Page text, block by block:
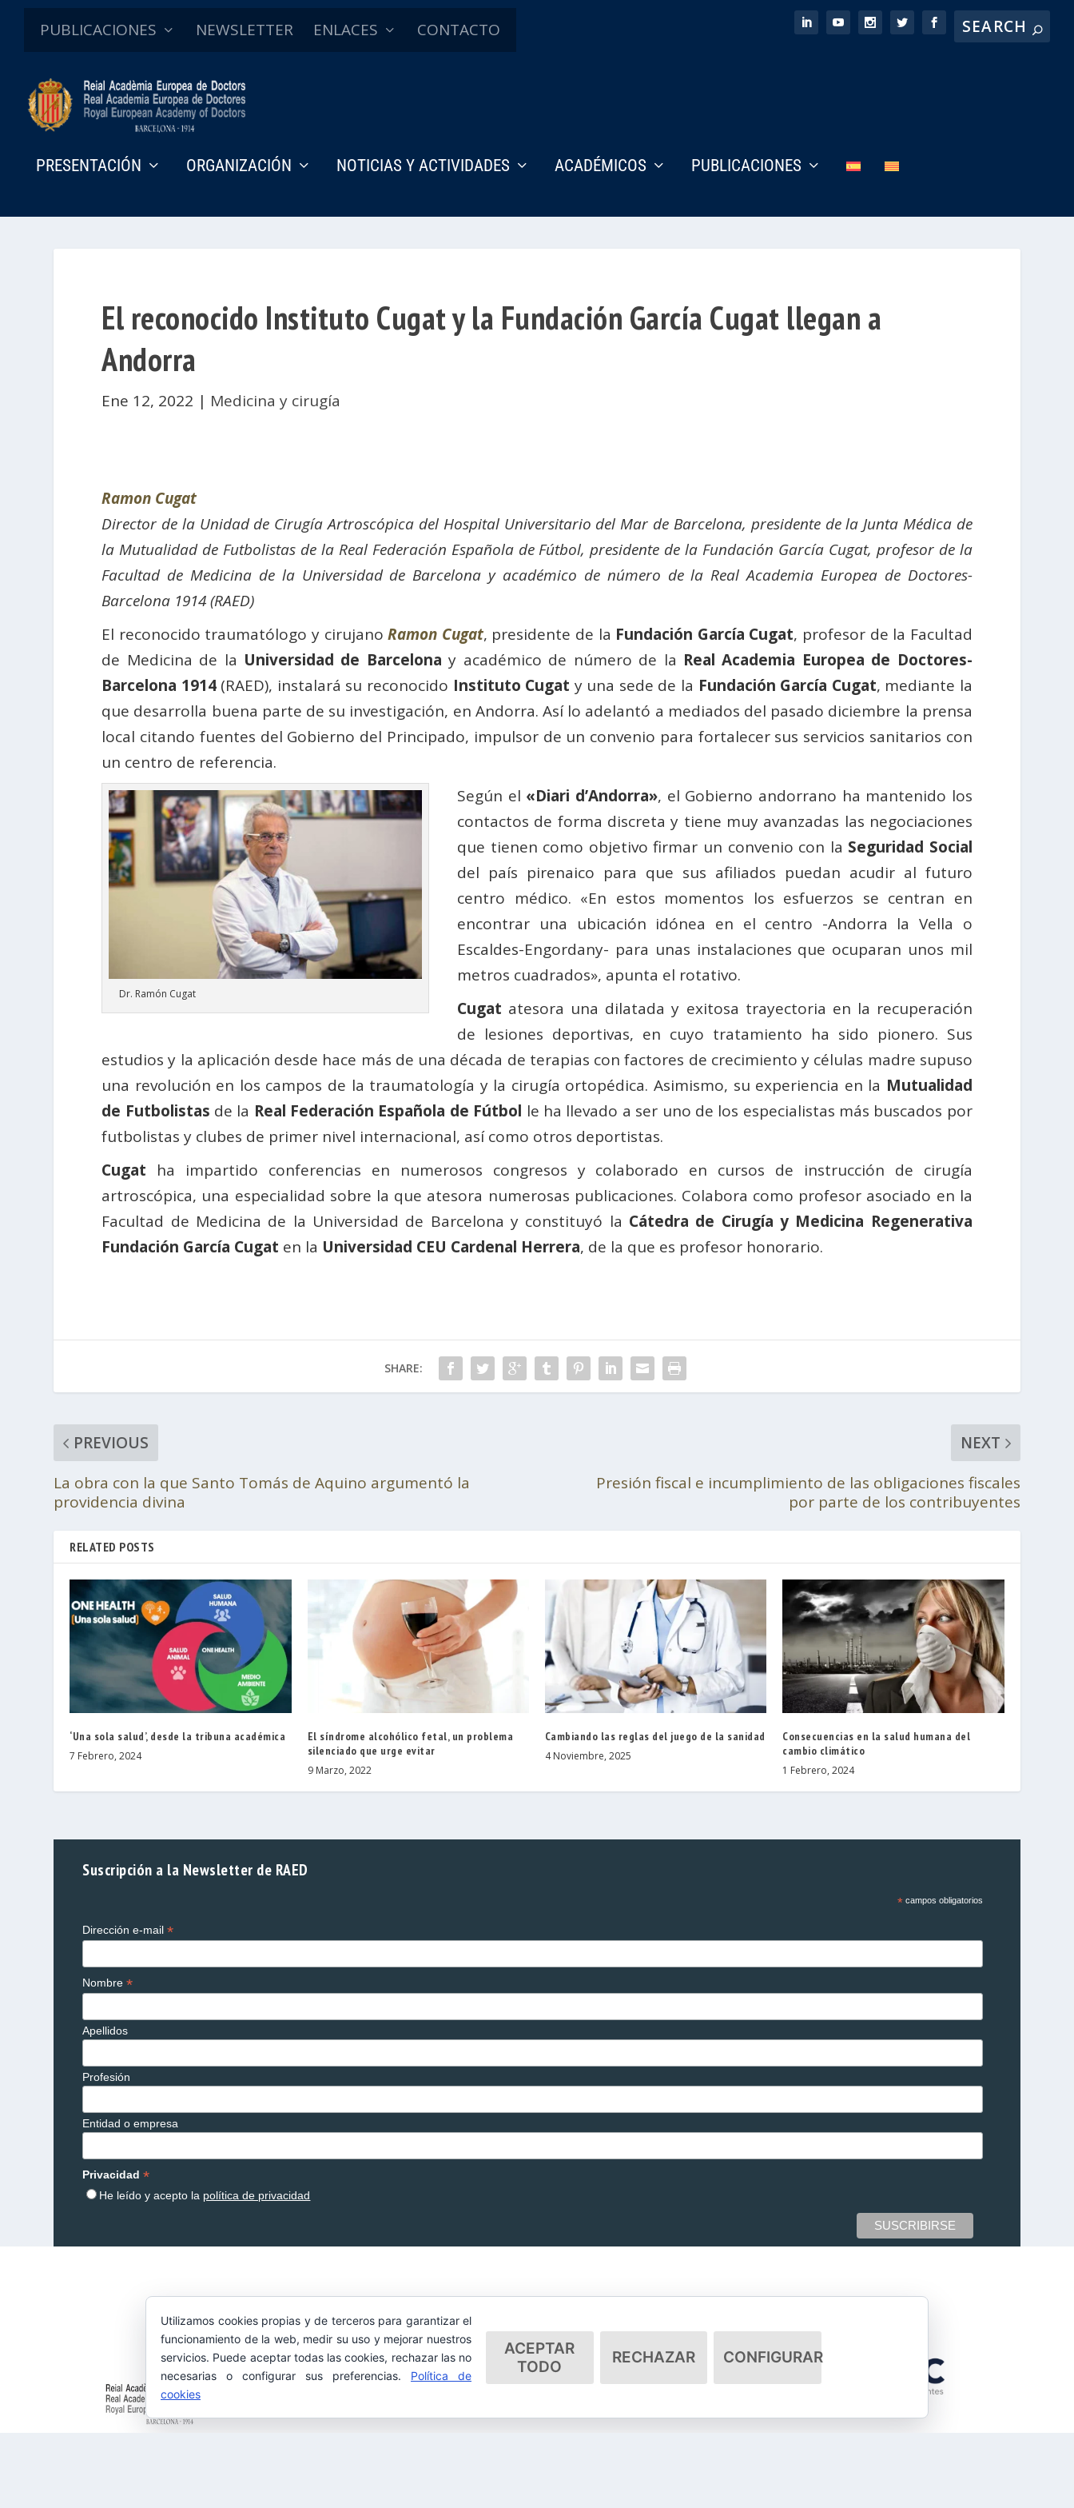
PUBLICACIONES NEWSLETTER ENLACES CONTACTO
PRESENTACIÓN ORGANIZACIÓN NOTICIAS Y ACTIVIDADES ACADÉMICOS PUBLICACIONES
El reconocido Instituto Cugat y la Fundación García Cugat llegan a
Andorra
Ene 12, 2022 | Medicina y cirugía
Ramon Cugat
Director de la Unidad de Cirugía Artroscópica del Hospital Universitario del Mar de Barcelona, presidente de la Junta Médica de
la Mutualidad de Futbolistas de la Real Federación Española de Fútbol, presidente de la Fundación García Cugat, profesor de la
Facultad de Medicina de la Universidad de Barcelona y académico de número de la Real Academia Europea de Doctores-
Barcelona 1914 (RAED)
El reconocido traumatólogo y cirujanoRamon Cugat, presidente de la Fundación García Cugat, profesor de la Facultad
de Medicina de la Universidad de Barcelona y académico de número de la Real Academia Europea de Doctores-
Barcelona 1914(RAED), instalará su reconocido Instituto Cugat y una sede de la Fundación García Cugat, mediante la
que desarrolla buena parte de su investigación, en Andorra. Así lo adelantó a mediados del pasado diciembre la prensa
local citando fuentes del Gobierno del Principado, impulsor de un convenio para fortalecer sus servicios sanitarios con
un centro de referencia.
Dr. Ramón Cugat
Según el «Diari d’Andorra», el Gobierno andorrano ha mantenido los
contactos de forma discreta y tiene muy avanzadas las negociaciones
que tienen como objetivo firmar un convenio con la Seguridad Social
del país pirenaico para que sus afiliados puedan acudir al futuro
centro médico. «En estos momentos los esfuerzos se centran en
encontrar una ubicación idónea en el centro -Andorra la Vella o
Escaldes-Engordany- para unas instalaciones que ocuparan unos mil
metros cuadrados», apunta el rotativo.
Cugat atesora una dilatada y exitosa trayectoria en la recuperación
de lesiones deportivas, en cuyo tratamiento ha sido pionero. Sus
estudios y la aplicación desde hace más de una década de terapias con factores de crecimiento y células madre supuso
una revolución en los campos de la traumatología y la cirugía ortopédica. Asimismo, su experiencia en la Mutualidad
de Futbolistas de la Real Federación Española de Fútbol le ha llevado a ser uno de los especialistas más buscados por
futbolistas y clubes de primer nivel internacional, así como otros deportistas.
Cugat ha impartido conferencias en numerosos congresos y colaborado en cursos de instrucción de cirugía
artroscópica, una especialidad sobre la que atesora numerosas publicaciones. Colabora como profesor asociado en la
Facultad de Medicina de la Universidad de Barcelona y constituyó la Cátedra de Cirugía y Medicina Regenerativa
Fundación García Cugat en la Universidad CEU Cardenal Herrera, de la que es profesor honorario.
SHARE:
PREVIOUS
La obra con la que Santo Tomás de Aquino argumentó la
providencia divina
NEXT
Presión fiscal e incumplimiento de las obligaciones fiscales
por parte de los contribuyentes
RELATED POSTS
‘Una sola salud’, desde la tribuna académica
7 Febrero, 2024
El síndrome alcohólico fetal, un problema
silenciado que urge evitar
9 Marzo, 2022
Cambiando las reglas del juego de la sanidad
4 Noviembre, 2025
Consecuencias en la salud humana del
cambio climático
1 Febrero, 2024
Suscripción a la Newsletter de RAED
*campos obligatorios
Dirección e-mail*
Nombre*
Apellidos
Profesión
Entidad o empresa
Privacidad*
He leído y acepto la política de privacidad
Utilizamos cookies propias y de terceros para garantizar el
funcionamiento de la web, medir su uso y mejorar nuestros
servicios. Puede aceptar todas las cookies, rechazar las no
necesarias o configurar sus preferencias. Política de
cookies
ACEPTAR
TODO
RECHAZAR CONFIGURAR